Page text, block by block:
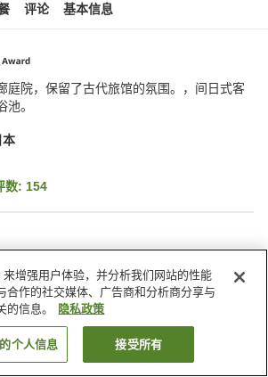
评论 基本信息
庭院，保留了古代旅馆的氛围。，间日式客
。
本
数: 154
商店
天川村 洞川温泉 行者之宿 角甚
搜索客房
增强用户体验，并分析我们网站的性能
合作的社交媒体、广告商和分析商分享与
信息。
隐私政策
个人信息 接受所有